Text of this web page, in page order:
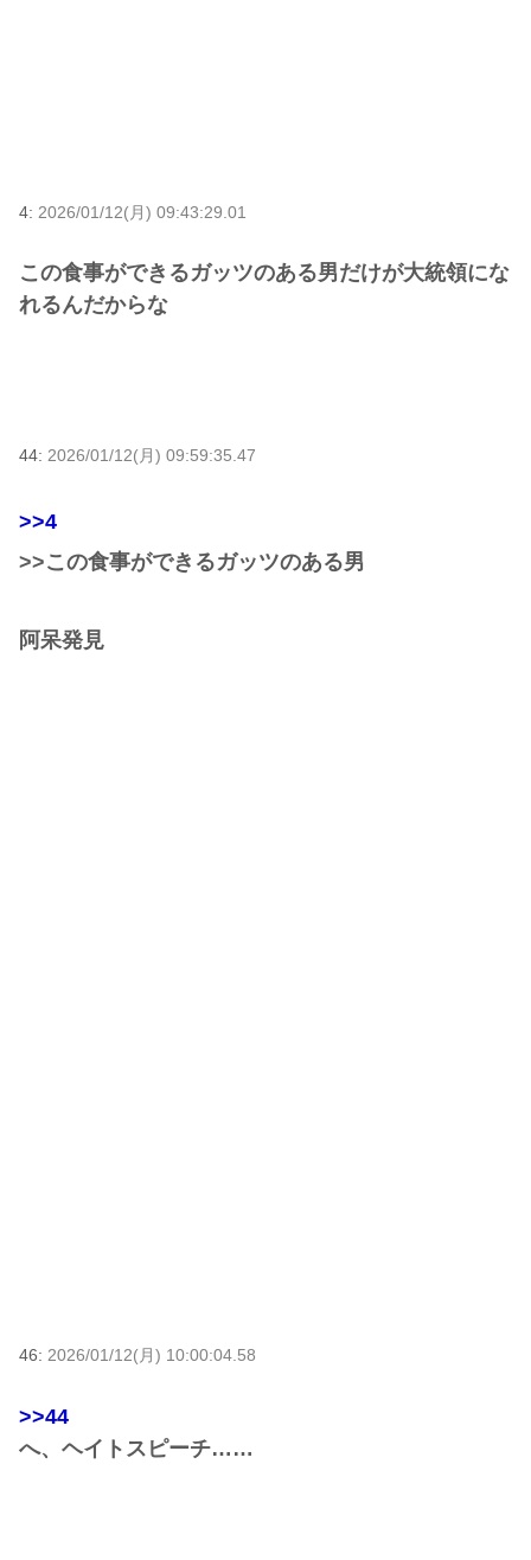
4: 2026/01/12(月) 09:43:29.01
この食事ができるガッツのある男だけが大統領にな
れるんだからな
44: 2026/01/12(月) 09:59:35.47
>>4
>>この食事ができるガッツのある男
阿呆発見
46: 2026/01/12(月) 10:00:04.58
>>44
へ、ヘイトスピーチ……